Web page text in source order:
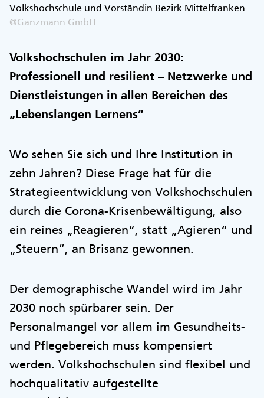
Volkshochschule und Vorständin Bezirk Mittelfranken
@Ganzmann GmbH
Volkshochschulen im Jahr 2030:
Professionell und resilient – Netzwerke und
Dienstleistungen in allen Bereichen des
„Lebenslangen Lernens“
Wo sehen Sie sich und Ihre Institution in
zehn Jahren? Diese Frage hat für die
Strategieentwicklung von Volkshochschulen
durch die Corona-Krisenbewältigung, also
ein reines „Reagieren“, statt „Agieren“ und
„Steuern“, an Brisanz gewonnen.
Der demographische Wandel wird im Jahr
2030 noch spürbarer sein. Der
Personalmangel vor allem im Gesundheits-
und Pflegebereich muss kompensiert
werden. Volkshochschulen sind flexibel und
hochqualitativ aufgestellte